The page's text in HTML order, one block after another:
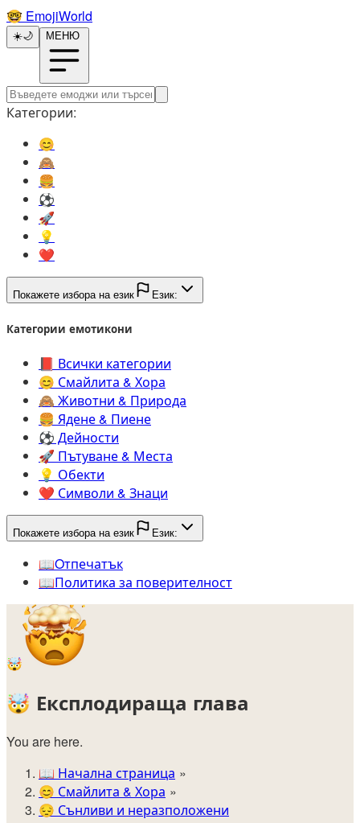
🤓️ EmojiWorld
☀️🌙 МЕНЮ
Категории:
😊️
🙈️
🍔️
⚽️
🚀️
💡️
❤️
Покажете избора на език Език:
Категории емотикони
📕️ Всички категории
😊️ Смайлита & Хора
🙈️ Животни & Природа
🍔️ Ядене & Пиене
⚽️ Дейности
🚀️ Пътуване & Места
💡️ Обекти
❤️ Символи & Знаци
Покажете избора на език Език:
📖️Oтпечатък
📖️Политика за поверителност
🤯
🤯 Експлодираща глава
You are here.
📖 Начална страница
😊️ Смайлита & Хора
😔 Сънливи и неразположени